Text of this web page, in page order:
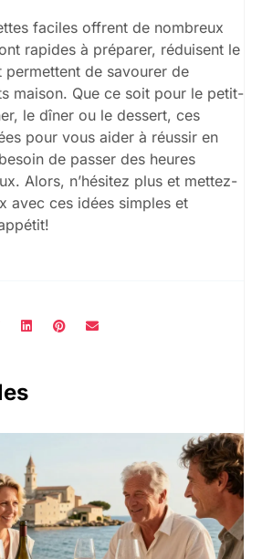
faciles offrent de nombreux
rapides à préparer, réduisent le
permettent de savourer de
maison. Que ce soit pour le petit-
le dîner ou le dessert, ces
pour vous aider à réussir en
de passer des heures
Alors, n’hésitez plus et mettez-
avec ces idées simples et